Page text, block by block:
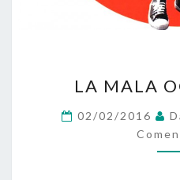
LA MALA
02/02/2016